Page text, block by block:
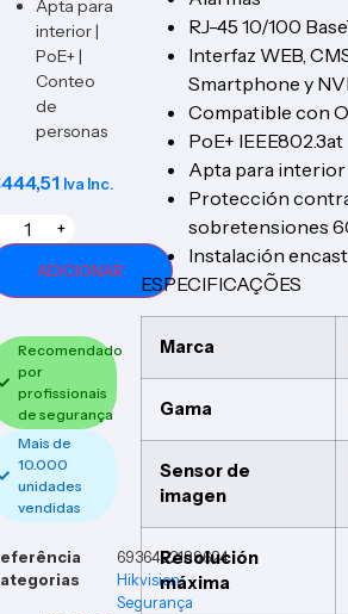
Apta para
interior |
PoE+ |
Conteo
de
personas
444,51 Iva Inc.
+
ADICIONAR
Recomendado
por
profissionais
de segurança
Mais de
10.000
unidades
vendidas
6936422189624
Hikvision,
Segurança
RJ-45 10/100
Interfaz WEB,
Smartphone y
Compatible con
PoE+ IEEE802.3at
Apta para interior
Protección
sobretensiones
Instalación
ESPECIFICAÇÕES
Marca
Gama
Sensor de
imagen
Resolución
máxima